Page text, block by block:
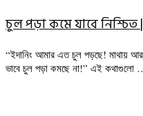
চুল পড়া কমে যাবে
“ইদানিং আমার এত চুল পড়ছে! মাথায়
ভাবে চুল পড়া কমছে না!” এই কথাগুলো